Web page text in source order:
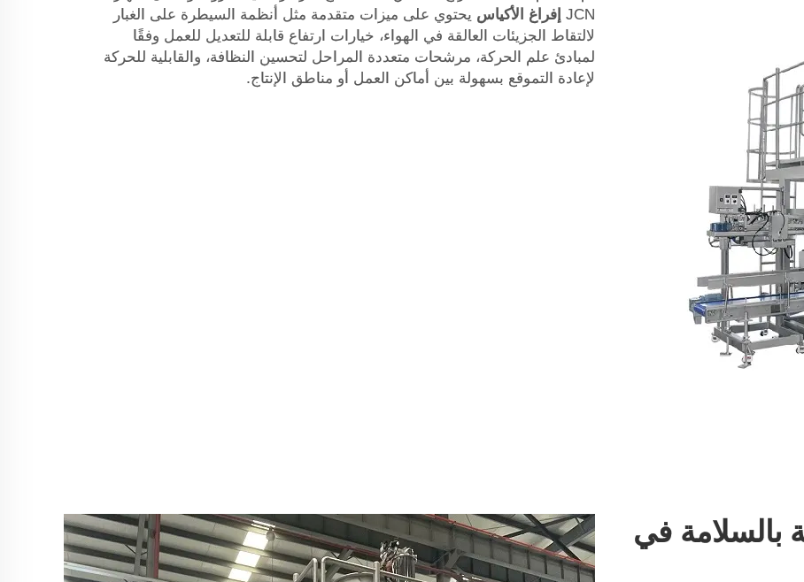
JCN إفراغ الأكياس يحتوي على ميزات متقدمة مثل أنظمة السيطرة على الغبار
لالتقاط الجزيئات العالقة في الهواء، خيارات ارتفاع قابلة للتعديل للعمل وفقًا
لمبادئ علم الحركة، مرشحات متعددة المراحل لتحسين النظافة، والقابلية للحركة
لإعادة التموقع بسهولة بين أماكن العمل أو مناطق الإنتاج.
بالسلامة في